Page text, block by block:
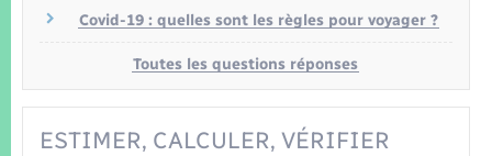
Covid-19 : quelles sont les règles pour voyager ?
Toutes les questions réponses
ESTIMER, CALCULER, VÉRIFIER